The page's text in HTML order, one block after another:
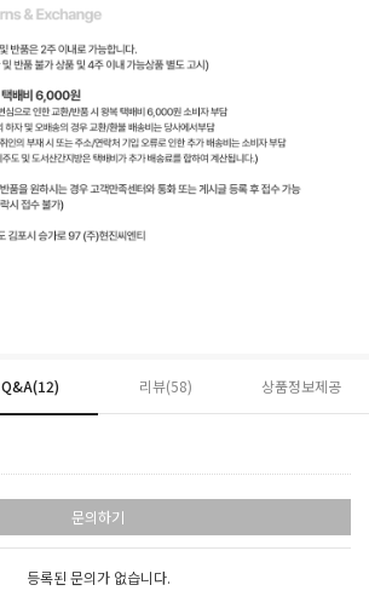
Q&A(12) 리뷰(58) 상품정보제공
문의하기
등록된 문의가 없습니다.